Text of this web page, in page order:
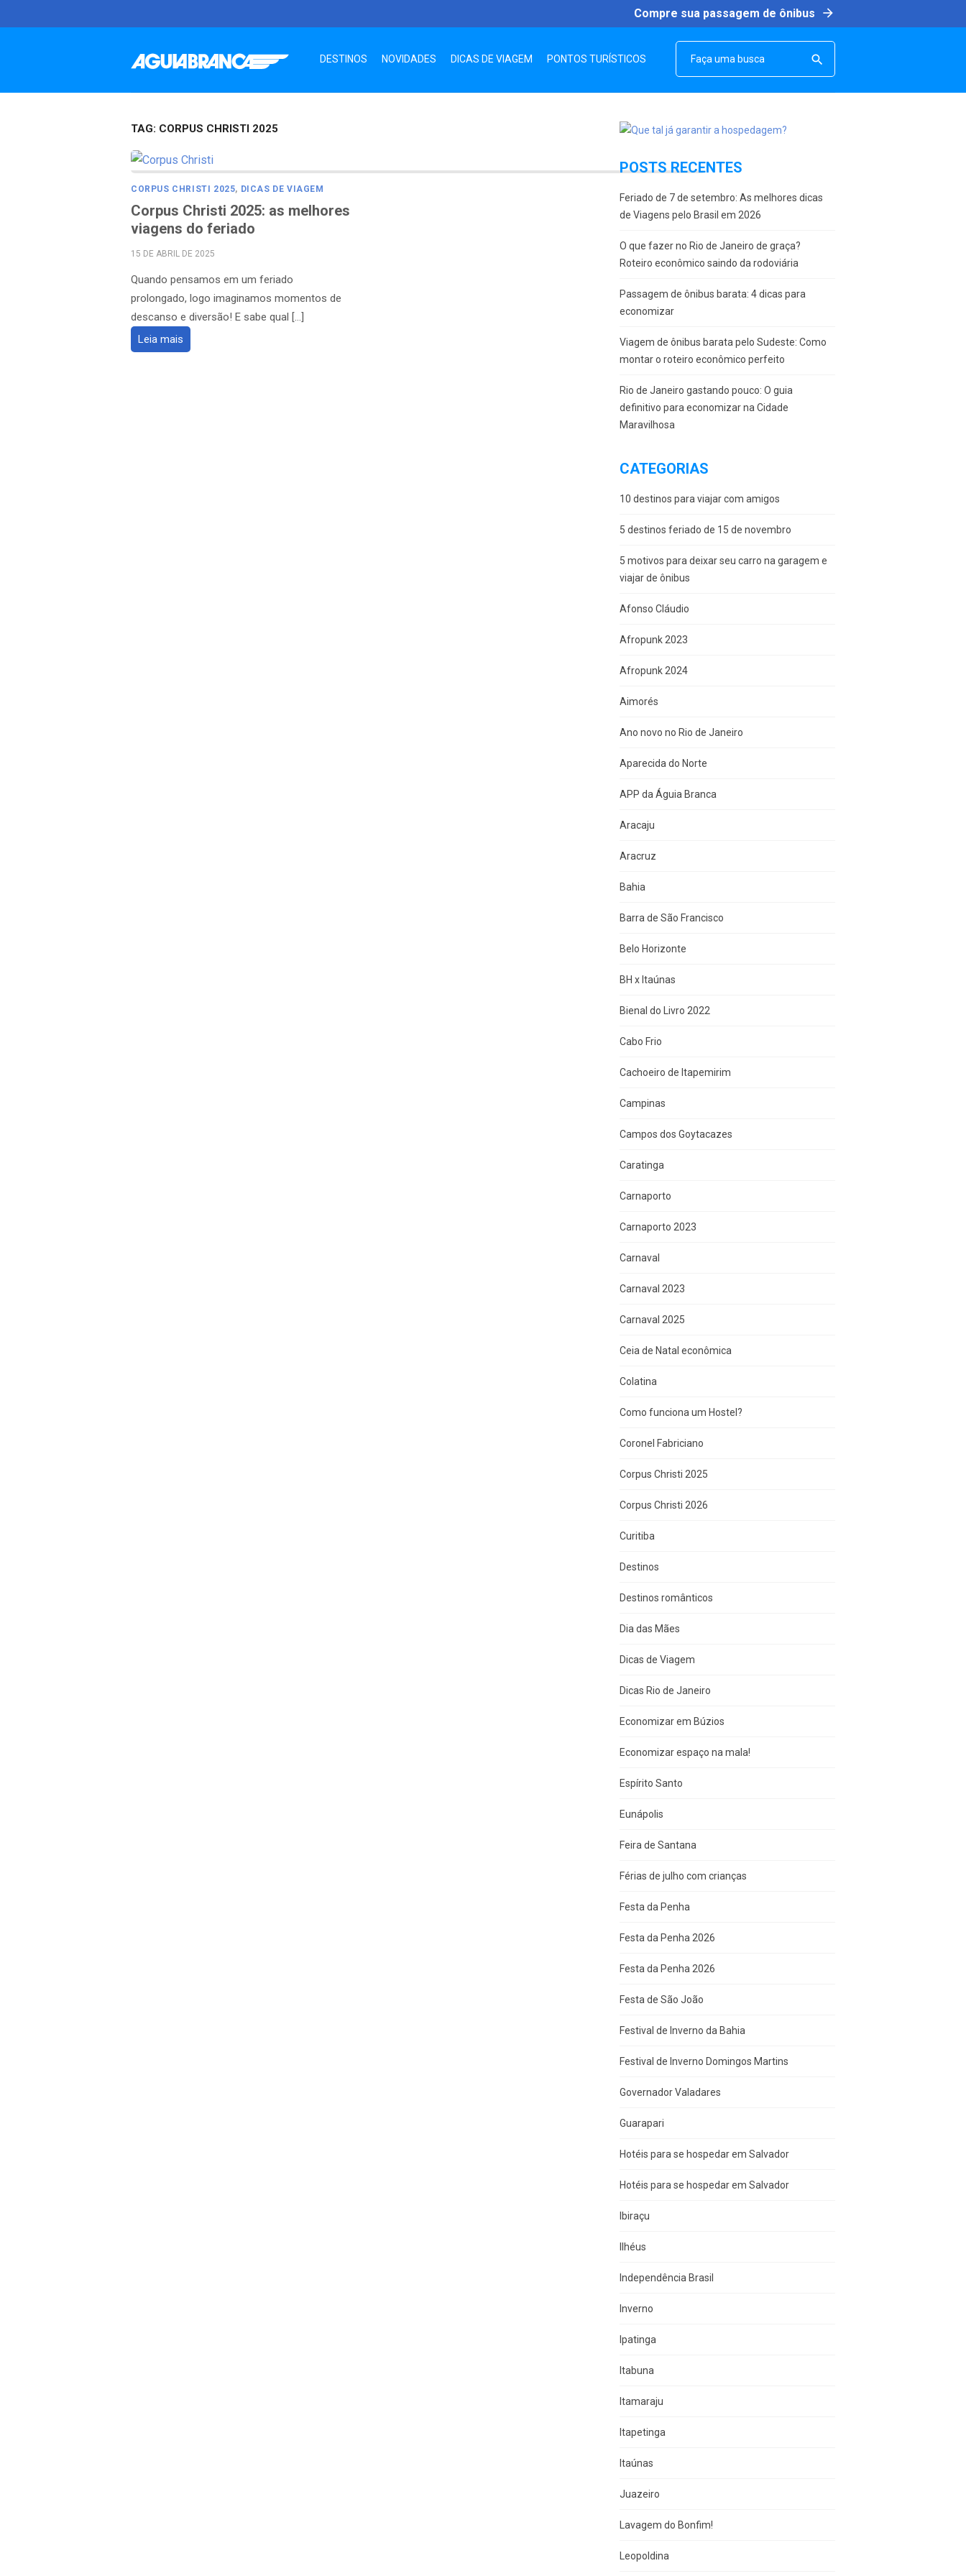
to
Compre sua passagem de ônibus arrow_forward
DESTINOS NOVIDADES DICAS DE VIAGEM PONTOS TURÍSTICOS 
TAG: CORPUS CHRISTI 2025
CORPUS CHRISTI 2025, DICAS DE VIAGEM
Corpus Christi 2025: as melhores
viagens do feriado
POSTED
15 DE ABRIL DE 2025
Quando pensamos em um feriado
prolongado, logo imaginamos momentos de
descanso e diversão! E sabe qual […]
Leia mais
POSTS RECENTES
Feriado de 7 de setembro: As melhores dicas
de Viagens pelo Brasil em 2026
O que fazer no Rio de Janeiro de graça?
Roteiro econômico saindo da rodoviária
Passagem de ônibus barata: 4 dicas para
economizar
Viagem de ônibus barata pelo Sudeste: Como
montar o roteiro econômico perfeito
Rio de Janeiro gastando pouco: O guia
definitivo para economizar na Cidade
Maravilhosa
CATEGORIAS
10 destinos para viajar com amigos
5 destinos feriado de 15 de novembro
5 motivos para deixar seu carro na garagem e
viajar de ônibus
Afonso Cláudio
Afropunk 2023
Afropunk 2024
Aimorés
Ano novo no Rio de Janeiro
Aparecida do Norte
APP da Águia Branca
Aracaju
Aracruz
Bahia
Barra de São Francisco
Belo Horizonte
BH x Itaúnas
Bienal do Livro 2022
Cabo Frio
Cachoeiro de Itapemirim
Campinas
Campos dos Goytacazes
Caratinga
Carnaporto
Carnaporto 2023
Carnaval
Carnaval 2023
Carnaval 2025
Ceia de Natal econômica
Colatina
Como funciona um Hostel?
Coronel Fabriciano
Corpus Christi 2025
Corpus Christi 2026
Curitiba
Destinos
Destinos românticos
Dia das Mães
Dicas de Viagem
Dicas Rio de Janeiro
Economizar em Búzios
Economizar espaço na mala!
Espírito Santo
Eunápolis
Feira de Santana
Férias de julho com crianças
Festa da Penha
Festa da Penha 2026
Festa da Penha 2026
Festa de São João
Festival de Inverno da Bahia
Festival de Inverno Domingos Martins
Governador Valadares
Guarapari
Hotéis para se hospedar em Salvador
Hotéis para se hospedar em Salvador
Ibiraçu
Ilhéus
Independência Brasil
Inverno
Ipatinga
Itabuna
Itamaraju
Itapetinga
Itaúnas
Juazeiro
Lavagem do Bonfim!
Leopoldina